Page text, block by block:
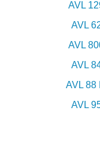
AVL
AVL
AVL
AVL
AVL 88
AVL